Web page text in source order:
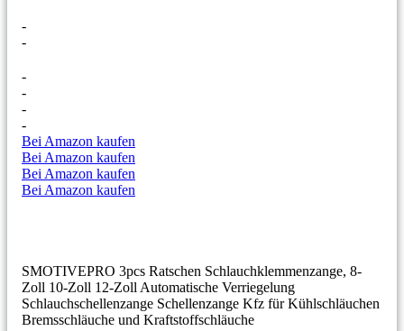
-
-
-
-
-
-
Bei Amazon kaufen
Bei Amazon kaufen
Bei Amazon kaufen
Bei Amazon kaufen
SMOTIVEPRO 3pcs Ratschen Schlauchklemmenzange, 8-
Zoll 10-Zoll 12-Zoll Automatische Verriegelung
Schlauchschellenzange Schellenzange Kfz für Kühlschläuchen
Bremsschläuche und Kraftstoffschläuche